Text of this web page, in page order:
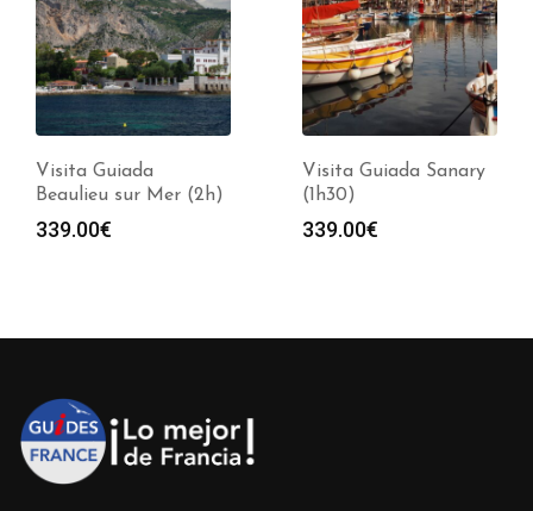
Visita Guiada
Beaulieu sur Mer (2h)
339.00€
Visita Guiada Sanary
(1h30)
339.00€